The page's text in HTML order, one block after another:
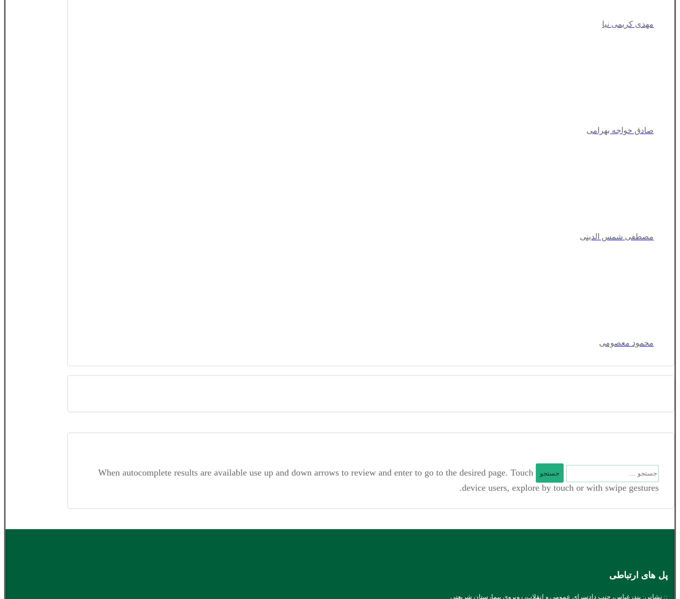
مهدی کریمی نیا
صادق خواجه بهرامی
مصطفی شمس الدینی
محمود معصومی
جستجو
برای:
When autocomplete results are available use up and down arrows to review and enter to go to the desired page. Touch
device users, explore by touch or with swipe gestures.
پل های ارتباطی
:: نشانی: بندرعباس، جنب دادسرای عمومی و انقلاب، روبروی بیمارستان شریعتی